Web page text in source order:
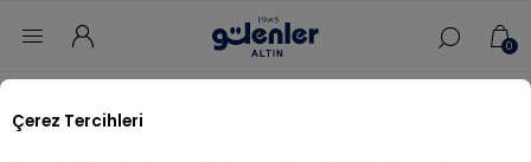
Çerez Tercihleri
0